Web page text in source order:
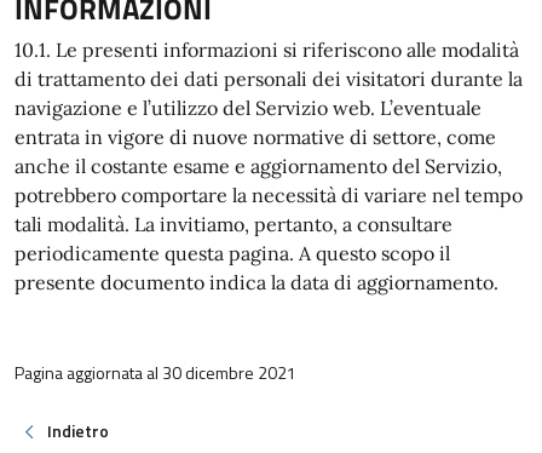
10.1. Le presenti informazioni si riferiscono alle modalità
di trattamento dei dati personali dei visitatori durante la
navigazione e l’utilizzo del Servizio web. L’eventuale
entrata in vigore di nuove normative di settore, come
anche il costante esame e aggiornamento del Servizio,
potrebbero comportare la necessità di variare nel tempo
tali modalità. La invitiamo, pertanto, a consultare
periodicamente questa pagina. A questo scopo il
presente documento indica la data di aggiornamento.
Pagina aggiornata al 30 dicembre 2021
Indietro